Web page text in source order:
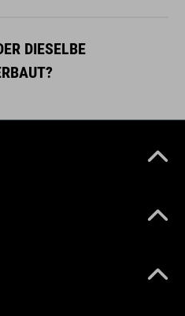
DIESELBE